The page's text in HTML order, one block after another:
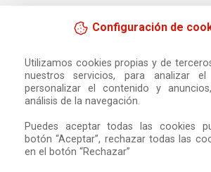
Configuración de
Utilizamos cookies propias y de
nuestros servicios, para analizar
personalizar el contenido y
análisis de la navegación.
Puedes aceptar todas las cookies
botón “Aceptar”, rechazar todas las
en el botón “Rechazar”